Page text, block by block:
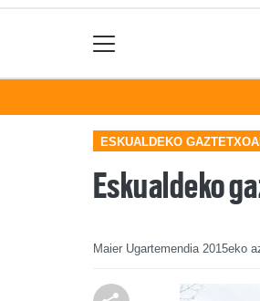
ESKUALDEKO
Eskualdeko
Maier Ugartemendia 2015eko